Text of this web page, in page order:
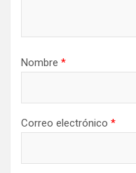
Nombre *
Correo electrónico *